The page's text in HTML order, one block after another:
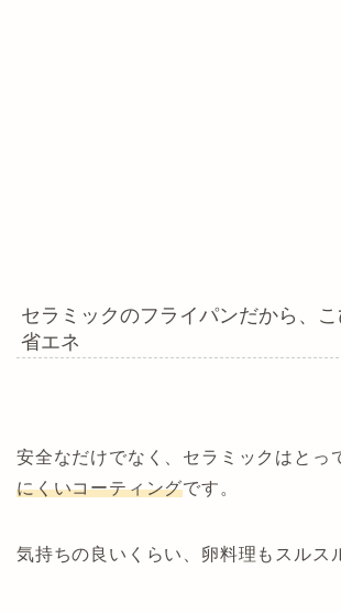
セラミックのフライパンだから、こ
省エネ
安全なだけでなく、セラミックはとっ
にくいコーティングです。
気持ちの良いくらい、卵料理もスルス